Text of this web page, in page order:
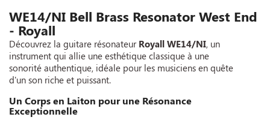
WE14/NI Bell Brass Resonator West End
- Royall
Découvrez la guitare résonateur Royall WE14/NI, un
instrument qui allie une esthétique classique à une
sonorité authentique, idéale pour les musiciens en quête
d'un son riche et puissant.
Un Corps en Laiton pour une Résonance
Exceptionnelle